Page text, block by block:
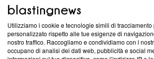
ABOUT
Questa sezione offre informazioni
News, sui nostri processi editoriali e su
creare news di qualità. Inoltre, afferma la
Utilizziamo i cookie e tecnologie simili di
personalizzato rispetto alle tue esigenze di
nostro traffico. Raccogliamo e condividiamo con i
occupano di analisi dei dati web, pubblicità e social